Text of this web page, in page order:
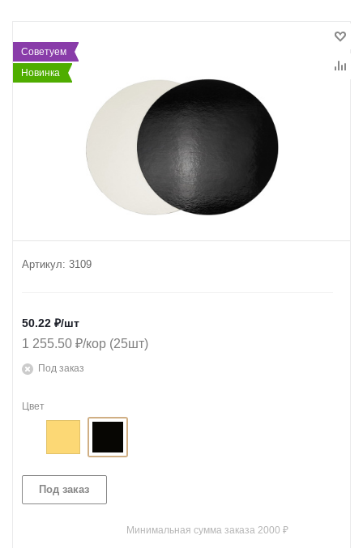
Советуем
Новинка
Артикул: 3109
50.22 ₽/шт
1 255.50 ₽/кор (25шт)
Под заказ
Цвет
Под заказ
Минимальная сумма заказа 2000 ₽